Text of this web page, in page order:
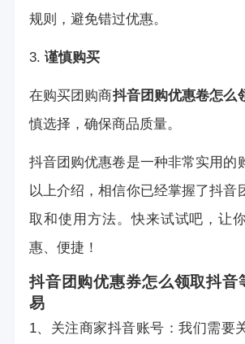
规则，避免错过优惠。
3. 谨慎购买
在购买团购商抖音团购优惠卷怎么
慎选择，确保商品质量。
抖音团购优惠卷是一种非常实用的
以上介绍，相信你已经掌握了抖音
取和使用方法。快来试试吧，让
惠、便捷！
抖音团购优惠券怎么领取抖音
易
1、关注商家抖音账号：我们需要